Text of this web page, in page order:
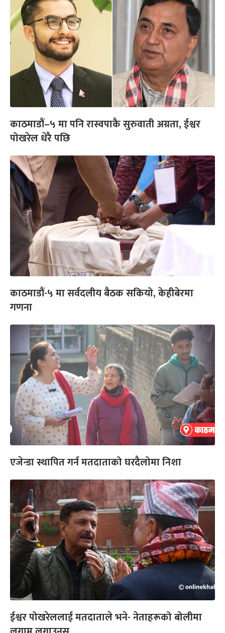
काठमाडौं–५ मा पनि रास्वपाकै सुरुवाती अग्रता, ईश्वर
पोखरेल धेरै पछि
काठमाडौं-५ मा सर्वदलीय बैठक सकियो, केहीबेरमा
गणना
एजेन्डा स्थापित गर्न मतदाताको घरदैलोमा निशा
ईश्वर पोखरेललाई मतदाताले भने- नेताहरूको बोलीमा